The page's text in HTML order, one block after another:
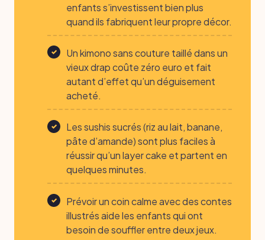
enfants s’investissent bien plus
quand ils fabriquent leur propre décor.
Un kimono sans couture taillé dans un
vieux drap coûte zéro euro et fait
autant d’effet qu’un déguisement
acheté.
Les sushis sucrés (riz au lait, banane,
pâte d’amande) sont plus faciles à
réussir qu’un layer cake et partent en
quelques minutes.
Prévoir un coin calme avec des contes
illustrés aide les enfants qui ont
besoin de souffler entre deux jeux.